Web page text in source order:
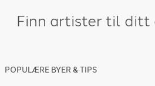
Finn artister til ditt
POPULÆRE BYER & TIPS